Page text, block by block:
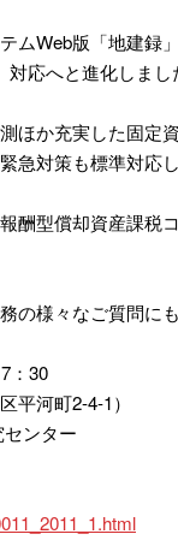
ムWeb版「地建録
対応へと進化しまし
ほか充実した固定
急対策も標準対応
酬型償却資産課税
の様々なご質問に
：30
河町2-4-1）
ンター